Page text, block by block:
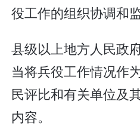
役工作的组织协调和
县级以上地方人民政
当将兵役工作情况作
民评比和有关单位及
内容。